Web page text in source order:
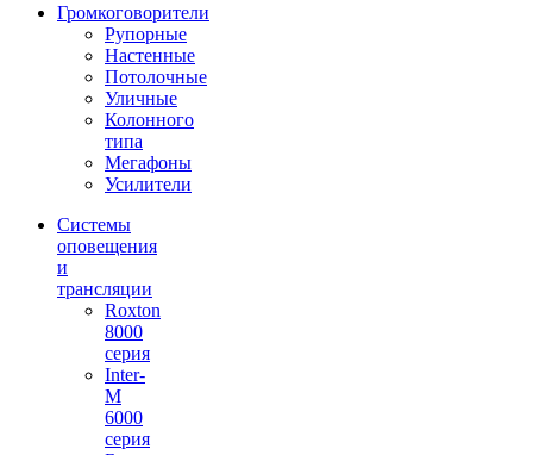
Громкоговорители
Рупорные
Настенные
Потолочные
Уличные
Колонного
типа
Мегафоны
Усилители
Системы
оповещения
и
трансляции
Roxton
8000
серия
Inter-
M
6000
серия